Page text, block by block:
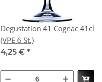
Degustation 41 Cognac 41cl
(VPE 6 St.)
4,25 € *